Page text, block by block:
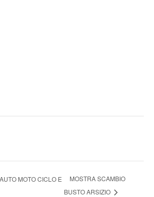
MOTO CICLO E
MOSTRA SCAMBIO
BUSTO ARSIZIO